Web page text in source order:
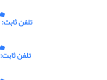
تلفن ثابت: ۶۶۹۵۸۷۰۷
تلفن ثابت: ۶۶۴۶۱۰۹۵